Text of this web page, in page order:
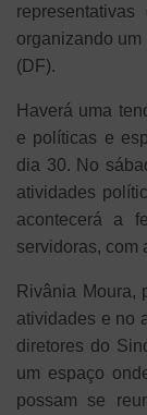
organizando
(DF).
Haverá uma
e políticas e
dia 30. No
atividades
acontecerá a
servidoras, com
Rivânia Moura,
atividades e no
diretores do
um espaço
possam se